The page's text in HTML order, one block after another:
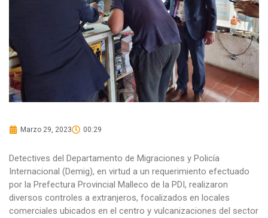
Marzo 29, 2023 00:29
Detectives del Departamento de Migraciones y Policía
Internacional (Demig), en virtud a un requerimiento efectuado
por la Prefectura Provincial Malleco de la PDI, realizaron
diversos controles a extranjeros, focalizados en locales
comerciales ubicados en el centro y vulcanizaciones del sector